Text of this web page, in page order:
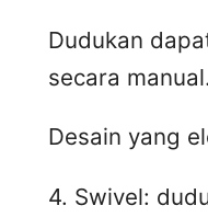
Dudukan
secara manual.
Desain yang
4. Swivel: